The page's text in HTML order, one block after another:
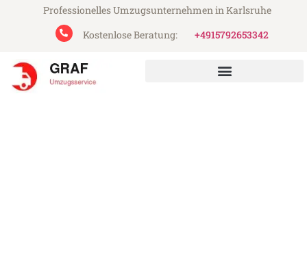
Professionelles Umzugsunternehmen in Karlsruhe
Kostenlose Beratung:
+4915792653342